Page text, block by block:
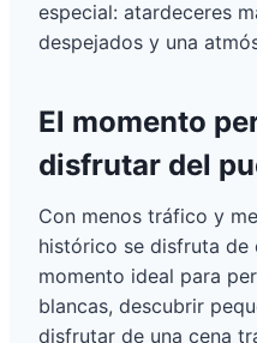
especial: atardeceres
despejados y una
El momento
disfrutar del
Con menos tráfico y
histórico se disfruta de
momento ideal para
blancas, descubrir
disfrutar de una cena